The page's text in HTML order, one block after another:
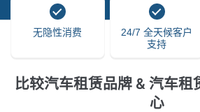
无隐性消费
24/7 全天候客户
支持
比较汽车租赁品牌 & 汽车租
心